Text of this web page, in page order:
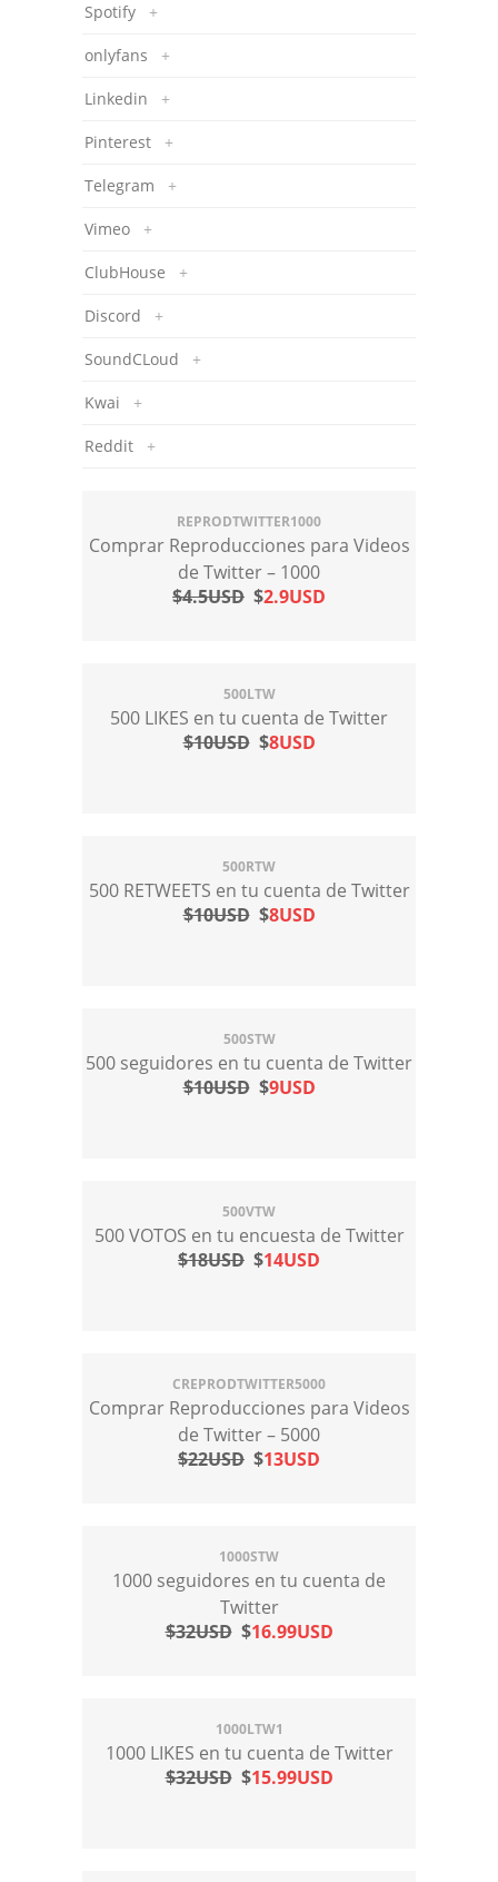
Spotify +
onlyfans +
Linkedin +
Pinterest +
Telegram +
Vimeo +
ClubHouse +
Discord +
SoundCLoud +
Kwai +
Reddit +
REPRODTWITTER1000
Comprar Reproducciones para Videos
de Twitter – 1000
$4.5USD $2.9USD
500LTW
500 LIKES en tu cuenta de Twitter
$10USD$8USD
500RTW
500 RETWEETS en tu cuenta de Twitter
$10USD$8USD
500STW
500 seguidores en tu cuenta de Twitter
$10USD$9USD
500VTW
500 VOTOS en tu encuesta de Twitter
$18USD $14USD
CREPRODTWITTER5000
Comprar Reproducciones para Videos
de Twitter – 5000
$22USD $13USD
1000STW
1000 seguidores en tu cuenta de
Twitter
$32USD$16.99USD
1000LTW1
1000 LIKES en tu cuenta de Twitter
$32USD$15.99USD